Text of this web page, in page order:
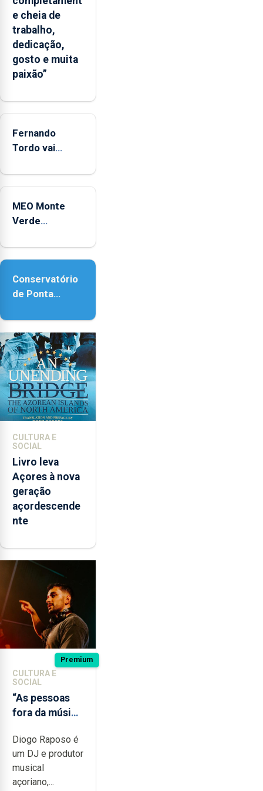
“decréscimo
significativo”
da
CPUE
entre
2022
e cheia de
trabalho,
dedicação,
gosto e muita
paixão”
Fernando
Tordo vai
anos de
Coliseu
Micaelense
MEO Monte
Verde
reforço da
Conservatório
de Ponta
contar com
novos
instrumentos
CULTURA E
SOCIAL
Livro leva
Açores à nova
geração
açordescende
nte
Premium
CULTURA E
SOCIAL
“As pessoas
fora da música
noção do quão
difícil é
produzir uma
música”
Diogo Raposo é
um DJ e produtor
musical
açoriano,...